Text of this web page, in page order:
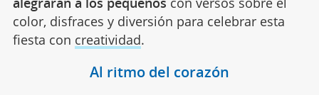
color, disfraces y diversión para celebrar esta
fiesta con creatividad.
Al ritmo del corazón